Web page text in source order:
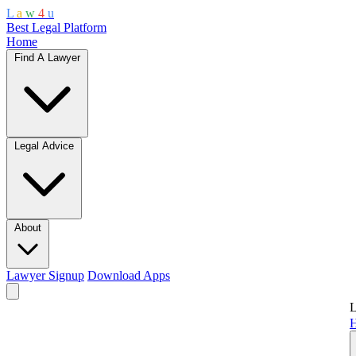
L a w 4 u
Best Legal Platform
Home
Find A Lawyer
Legal Advice
About
Lawyer Signup Download Apps